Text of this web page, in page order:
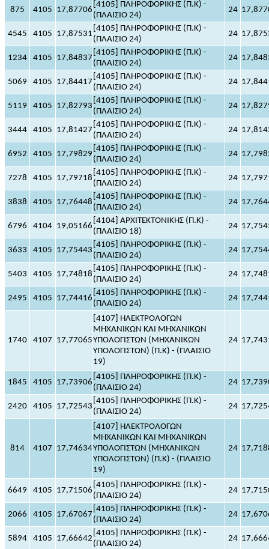
875 4105 17,87706
[4105] ΠΛΗΡΟΦΟΡΙΚΗΣ (Π.Κ) -
(ΠΛΑΙΣΙΟ 24)
24
4545 4105 17,87531
[4105] ΠΛΗΡΟΦΟΡΙΚΗΣ (Π.Κ) -
(ΠΛΑΙΣΙΟ 24)
24
1234 4105 17,84837
[4105] ΠΛΗΡΟΦΟΡΙΚΗΣ (Π.Κ) -
(ΠΛΑΙΣΙΟ 24)
24
5069 4105 17,84417
[4105] ΠΛΗΡΟΦΟΡΙΚΗΣ (Π.Κ) -
(ΠΛΑΙΣΙΟ 24)
24
5119 4105 17,82793
[4105] ΠΛΗΡΟΦΟΡΙΚΗΣ (Π.Κ) -
(ΠΛΑΙΣΙΟ 24)
24
3444 4105 17,81427
[4105] ΠΛΗΡΟΦΟΡΙΚΗΣ (Π.Κ) -
(ΠΛΑΙΣΙΟ 24)
24
6952 4105 17,79829
[4105] ΠΛΗΡΟΦΟΡΙΚΗΣ (Π.Κ) -
(ΠΛΑΙΣΙΟ 24)
24
7278 4105 17,79718
[4105] ΠΛΗΡΟΦΟΡΙΚΗΣ (Π.Κ) -
(ΠΛΑΙΣΙΟ 24)
24
3838 4105 17,76448
[4105] ΠΛΗΡΟΦΟΡΙΚΗΣ (Π.Κ) -
(ΠΛΑΙΣΙΟ 24)
24
6796 4104 19,05166
[4104] ΑΡΧΙΤΕΚΤΟΝΙΚΗΣ (Π.Κ) -
(ΠΛΑΙΣΙΟ 18)
24
3633 4105 17,75443
[4105] ΠΛΗΡΟΦΟΡΙΚΗΣ (Π.Κ) -
(ΠΛΑΙΣΙΟ 24)
24
5403 4105 17,74818
[4105] ΠΛΗΡΟΦΟΡΙΚΗΣ (Π.Κ) -
(ΠΛΑΙΣΙΟ 24)
24
2495 4105 17,74416
[4105] ΠΛΗΡΟΦΟΡΙΚΗΣ (Π.Κ) -
(ΠΛΑΙΣΙΟ 24)
24
1740 4107 17,77065
[4107] ΗΛΕΚΤΡΟΛΟΓΩΝ
ΜΗΧΑΝΙΚΩΝ ΚΑΙ ΜΗΧΑΝΙΚΩΝ
ΥΠΟΛΟΓΙΣΤΩΝ (ΜΗΧΑΝΙΚΩΝ
ΥΠΟΛΟΓΙΣΤΩΝ) (Π.Κ) - (ΠΛΑΙΣΙΟ
19)
24
1845 4105 17,73906
[4105] ΠΛΗΡΟΦΟΡΙΚΗΣ (Π.Κ) -
(ΠΛΑΙΣΙΟ 24)
24
2420 4105 17,72543
[4105] ΠΛΗΡΟΦΟΡΙΚΗΣ (Π.Κ) -
(ΠΛΑΙΣΙΟ 24)
24
814 4107 17,74634
[4107] ΗΛΕΚΤΡΟΛΟΓΩΝ
ΜΗΧΑΝΙΚΩΝ ΚΑΙ ΜΗΧΑΝΙΚΩΝ
ΥΠΟΛΟΓΙΣΤΩΝ (ΜΗΧΑΝΙΚΩΝ
ΥΠΟΛΟΓΙΣΤΩΝ) (Π.Κ) - (ΠΛΑΙΣΙΟ
19)
24
6649 4105 17,71506
[4105] ΠΛΗΡΟΦΟΡΙΚΗΣ (Π.Κ) -
(ΠΛΑΙΣΙΟ 24)
24
2066 4105 17,67067
[4105] ΠΛΗΡΟΦΟΡΙΚΗΣ (Π.Κ) -
(ΠΛΑΙΣΙΟ 24)
24
5894 4105 17,66642
[4105] ΠΛΗΡΟΦΟΡΙΚΗΣ (Π.Κ) -
(ΠΛΑΙΣΙΟ 24)
24